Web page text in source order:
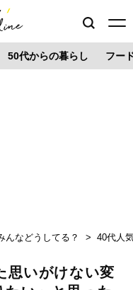
50代からの暮らし フー
んなどうしてる？ 40代人
思いがけない変